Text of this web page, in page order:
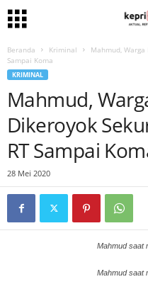
Beranda Kriminal
Mahmud,
Sampai Koma
KRIMINAL
Mahmud,
Dikeroyok
RT Sampai
28 Mei 2020
Mahmud saat
Mahmud saat